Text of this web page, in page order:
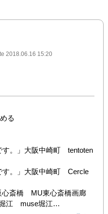
2018.06.16 15:20
る
。」大阪中崎町　tentoten
。」大阪中崎町　Cercle
斎橋　MU東心斎橋画廊
江　muse堀江